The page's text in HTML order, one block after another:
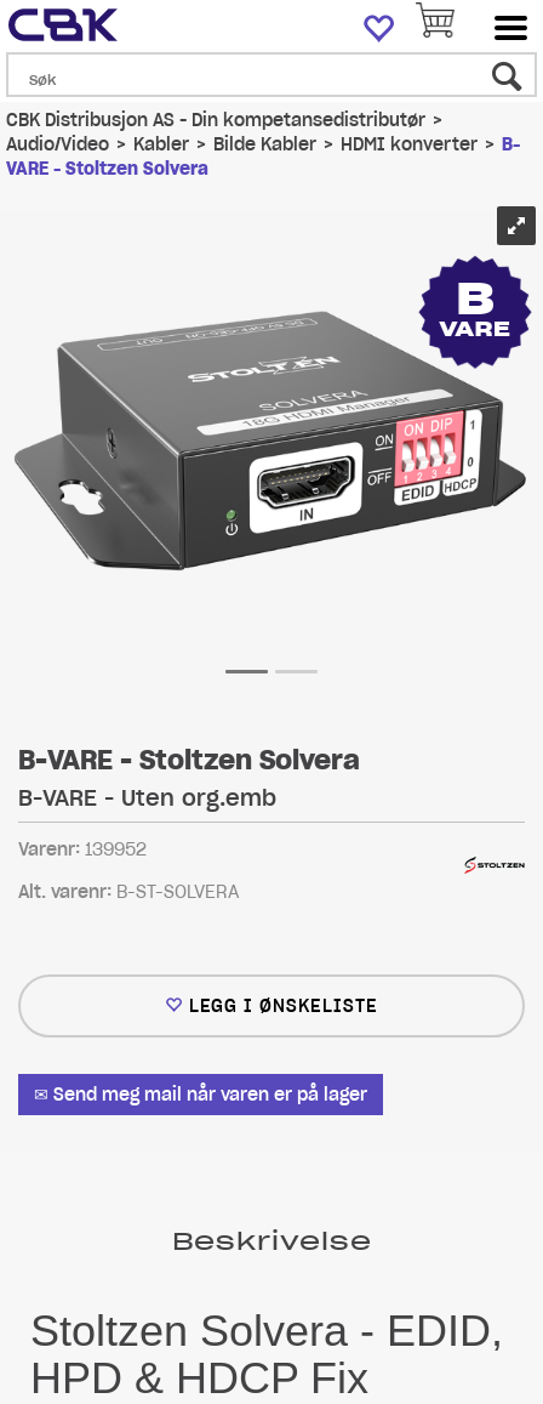
CBK Distribusjon AS - Din kompetansedistributør>
Audio/Video>Kabler>Bilde Kabler>HDMI konverter>B-
VARE - Stoltzen Solvera
B-VARE - Stoltzen Solvera
B-VARE - Uten org.emb
Varenr: 139952
Alt. varenr: B-ST-SOLVERA
LEGG I ØNSKELISTE
✉ Send meg mail når varen er på lager
Beskrivelse
Stoltzen Solvera - EDID,
HPD & HDCP Fix